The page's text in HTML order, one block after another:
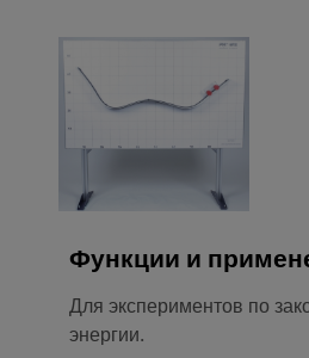
Функции и
Для экспериментов по
энергии.